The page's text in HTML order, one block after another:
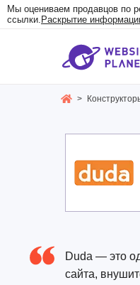
Мы оцениваем продавцов по
ссылки. Раскрытие
>
Duda — это
сайта,